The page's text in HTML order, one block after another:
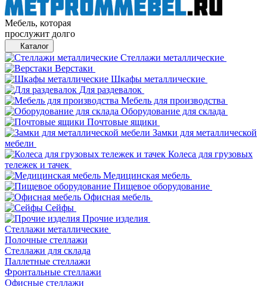
Мебель, которая
прослужит долго
Каталог
Стеллажи металлические
Верстаки
Шкафы металлические
Для раздевалок
Мебель для производства
Оборудование для склада
Почтовые ящики
Замки для металлической
мебели
Колеса для грузовых
тележек и тачек
Медицинская мебель
Пищевое оборудование
Офисная мебель
Сейфы
Прочие изделия
Стеллажи металлические
Полочные стеллажи
Стеллажи для склада
Паллетные стеллажи
Фронтальные стеллажи
Офисные стеллажи